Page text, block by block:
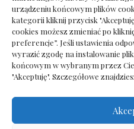
urządzeniu końcowym plików
kategorii kliknij przycisk
cookies możesz zmieniać po
preferencje”. Jeśli ustawienia
wyrazić zgodę na instalowanie
końcowym w wybranym przez
"Akceptuję". Szczegółowe